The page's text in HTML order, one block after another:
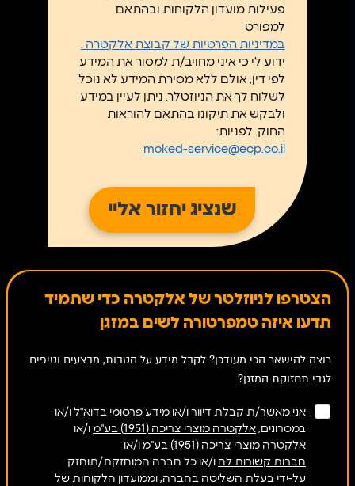
פעילות מועדון הלקוחות ובהתאם
למפורט
במדיניות הפרטיות של קבוצת אלקטרה .
ידוע לי כי איני מחויב/ת למסור את המידע
לפי דין, אולם ללא מסירת המידע לא נוכל
לשלוח לך את הניוזטלר. ניתן לעיין במידע
ולבקש את תיקונו בהתאם להוראות
החוק. לפניות:
moked-service@ecp.co.il
הצטרפו לניוזלטר של אלקטרה כדי שתמיד
תדעו איזה טמפרטורה לשים במזגן
רוצה להישאר הכי מעודכן? לקבל מידע על הטבות, מבצעים וטיפים
לגבי תחזוקת המזגן?
אני מאשר/ת קבלת דיוור ו/או מידע פרסומי בדוא"ל ו/או
במסרונים, אלקטרה מוצרי צריכה (1951) בע"מ
ו/או
אלקטרה מוצרי צריכה (1951) בע"מ ו/או
חברות קשורות לה ו/או כל חברה המוחזקת/תוחזק
על-ידי בעלת השליטה בחברה, וממועדון הלקוחות של